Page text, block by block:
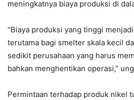
meningkatnya biaya produksi di
“Biaya produksi yang tinggi
terutama bagi smelter skala kecil
sedikit perusahaan yang harus
bahkan menghentikan operasi,”
Permintaan terhadap produk nikel